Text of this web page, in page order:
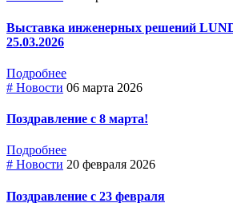
Выставка инженерных решений
25.03.2026
Подробнее
# Новости 06 марта 2026
Поздравление с 8 марта!
Подробнее
# Новости 20 февраля 2026
Поздравление с 23 февраля